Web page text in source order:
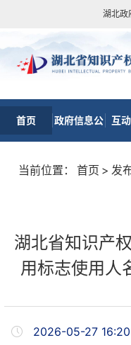
湖北政
首页 政府信息公 互
当前位置： 首页 > 发
湖北省知识产
用标志使用人
2026-05-27 16:20